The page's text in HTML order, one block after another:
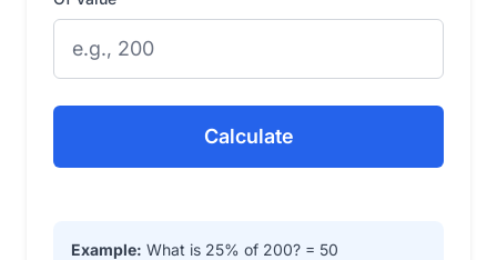
Calculate
Example: What is 25% of 200? = 50